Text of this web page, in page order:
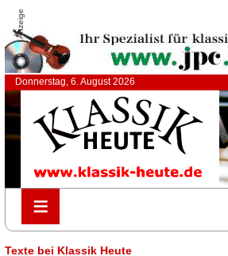
Anzeige
Donnerstag, 6. August 2026
≡
≡
Texte bei Klassik Heute